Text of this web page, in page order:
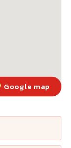
Google map